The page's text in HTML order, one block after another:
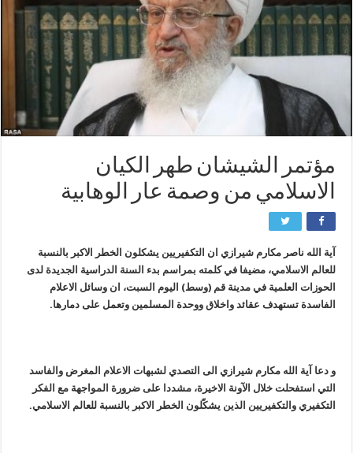
مؤتمر الشيشان طهر الكيان
الاسلامي من وصمة عار الوهابية
آیة الله ناصر مکارم شیرازي ان التکفیریین یشکلون الخطر الاکبر بالنسبة
للعالم الاسلامي، مضیفا في کلمته بمراسم بدء السنة الدراسیة الجدیدة لدی
الحوزات العلمیة في مدینة قم (وسط) الیوم السبت، ان وسائل الاعلام
الفاسدة تستهدف عقائد واخلاق ووحدة المسلمین وتعمل علی دمارها.
و دعا آیة الله مکارم شیرازي الی التصدي لشبهات الاعلام المغرض والفاسد
التي استفحلت خلال الآونة الاخیرة، مشددا علی ضرورة المواجهة مع الفکر
التکفیري والتکفیریین الذین یشکّلون الخطر الاکبر بالنسبة للعالم الاسلامي.